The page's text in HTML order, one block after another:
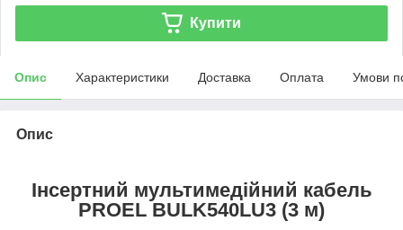
Купити
Опис Характеристики Доставка Оплата Умови
Опис
Інсертний мультимедійний кабель
PROEL BULK540LU3 (3 м)